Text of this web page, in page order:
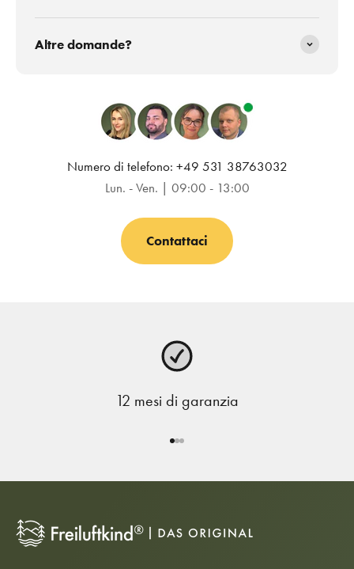
Altre domande?
Numero di telefono: +49 531 38763032
Lun. - Ven. | 09:00 - 13:00
Contattaci
12 mesi di garanzia